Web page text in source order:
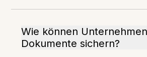
Wie können Unternehmen
Dokumente sichern?